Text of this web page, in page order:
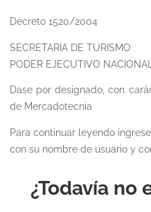
Decreto 1520/2004
SECRETARIA DE TURISMO
PODER EJECUTIVO NACIONAL
Dase por designado, con
de Mercadotecnia
Para continuar leyendo ingrese
con su nombre de usuario y
¿Todavía no